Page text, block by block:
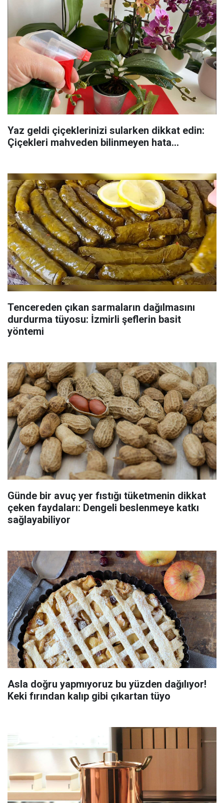
Yaz geldi çiçeklerinizi sularken dikkat edin:
Çiçekleri mahveden bilinmeyen hata...
Tencereden çıkan sarmaların dağılmasını
durdurma tüyosu: İzmirli şeflerin basit
yöntemi
Günde bir avuç yer fıstığı tüketmenin dikkat
çeken faydaları: Dengeli beslenmeye katkı
sağlayabiliyor
Asla doğru yapmıyoruz bu yüzden dağılıyor!
Keki fırından kalıp gibi çıkartan tüyo